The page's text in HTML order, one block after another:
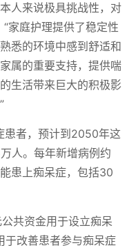
人来说极具挑战性，对
家庭护理提供了稳定性
悉的环境中感到舒适和
属的重要支持，提供喘
生活带来巨大的积极影
患者，预计到2050年这
人。每年新增病例约
患上痴呆症，包括30
共资金用于设立痴呆
于改善患者参与痴呆症